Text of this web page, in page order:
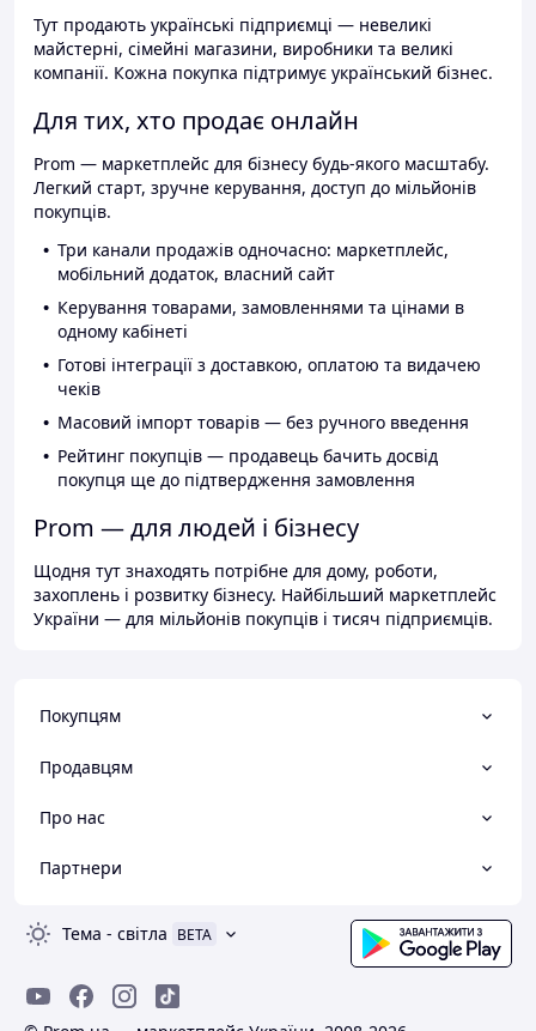
Тут продають українські підприємці — невеликі
майстерні, сімейні магазини, виробники та великі
компанії. Кожна покупка підтримує український бізнес.
Для тих, хто продає онлайн
Prom — маркетплейс для бізнесу будь-якого масштабу.
Легкий старт, зручне керування, доступ до мільйонів
покупців.
Три канали продажів одночасно: маркетплейс,
мобільний додаток, власний сайт
Керування товарами, замовленнями та цінами в
одному кабінеті
Готові інтеграції з доставкою, оплатою та видачею
чеків
Масовий імпорт товарів — без ручного введення
Рейтинг покупців — продавець бачить досвід
покупця ще до підтвердження замовлення
Prom — для людей і бізнесу
Щодня тут знаходять потрібне для дому, роботи,
захоплень і розвитку бізнесу. Найбільший маркетплейс
України — для мільйонів покупців і тисяч підприємців.
Покупцям
Продавцям
Про нас
Партнери
Тема - світла BETA